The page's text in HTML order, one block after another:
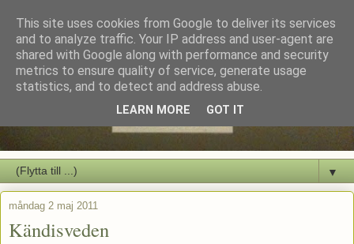
▼
måndag 2 maj 2011
Kändisveden
This site uses cookies from Google to deliver its services
and to analyze traffic. Your IP address and user-agent are
shared with Google along with performance and security
metrics to ensure quality of service, generate usage
statistics, and to detect and address abuse.
LEARN MORE GOT IT